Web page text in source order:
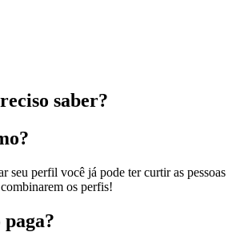
saber?
seu perfil você já pode ter curtir as pessoas
os perfis!
paga?